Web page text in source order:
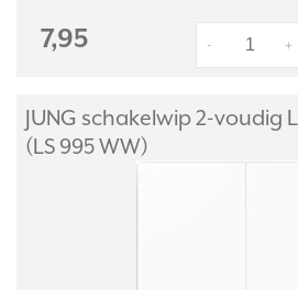
7,95 +
-
JUNG schakelwip 2-voudig
(LS 995 WW)